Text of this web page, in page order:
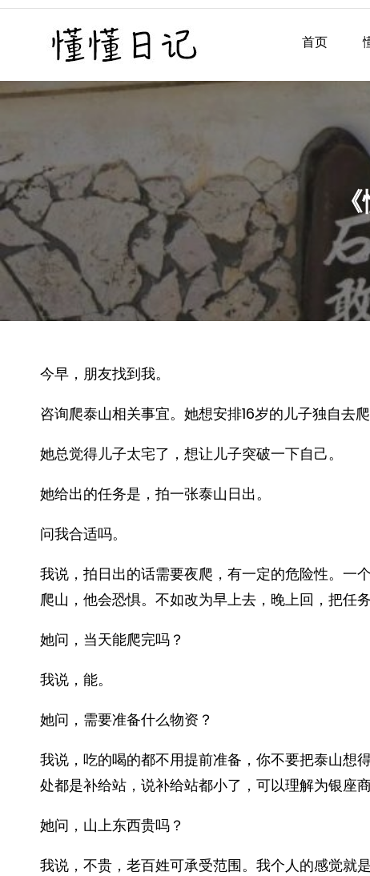
Skip
懂懂日记
懂懂日记网每天同步更新懂
首页
今早，朋友找到我。
咨询爬泰山相关事宜。她想安排16岁的儿子独自去爬
她总觉得儿子太宅了，想让儿子突破一下自己。
她给出的任务是，拍一张泰山日出。
问我合适吗。
我说，拍日出的话需要夜爬，有一定的危险性。一
爬山，他会恐惧。不如改为早上去，晚上回，把任务
她问，当天能爬完吗？
我说，能。
她问，需要准备什么物资？
我说，吃的喝的都不用提前准备，你不要把泰山想
处都是补给站，说补给站都小了，可以理解为银座
她问，山上东西贵吗？
我说，不贵，老百姓可承受范围。我个人的感觉就